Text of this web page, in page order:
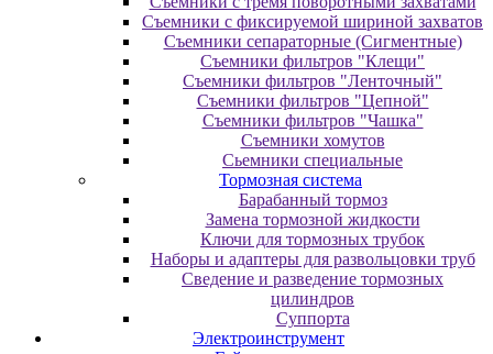
Съемники с фиксируемой шириной захватов
Съемники сепараторные (Сигментные)
Съемники фильтров "Клещи"
Съемники фильтров "Ленточный"
Съемники фильтров "Цепной"
Съемники фильтров "Чашка"
Съемники хомутов
Сьемники специальные
Тормозная система
Барабанный тормоз
Замена тормозной жидкости
Ключи для тормозных трубок
Наборы и адаптеры для развольцовки труб
Сведение и разведение тормозных
цилиндров
Суппорта
Электроинструмент